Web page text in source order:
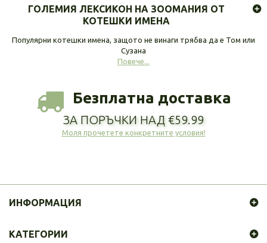
ГОЛЕМИЯ ЛЕКСИКОН НА ЗООМАНИЯ ОТ
КОТЕШКИ ИМЕНА
Популярни котешки имена, защото не винаги трябва да е Том или
Сузана
Повече...
Безплатна доставка
ЗА ПОРЪЧКИ НАД €59.99
Моля прочетете конкретните условия!
ИНФОРМАЦИЯ
КАТЕГОРИИ